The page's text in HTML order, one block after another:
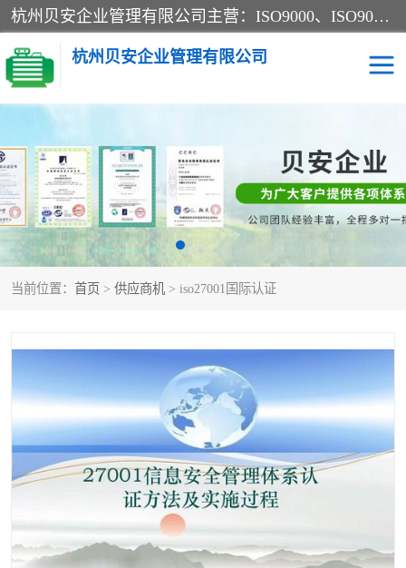
杭州贝安企业管理有限公司主营：ISO9000、ISO9000认证、ISO9001认证、ISO14000认证、ISO14001认证等系列企业认证服务。
杭州贝安企业管理有限公司
当前位置： 首页 > 供应商机 > iso27001国际认证
CE认证 ISO13485认证
SA认证 CCC认证
OHSAS18001认证
45001认证